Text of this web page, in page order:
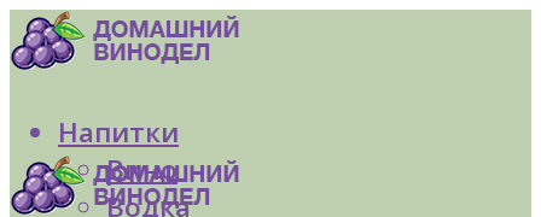
Напитки
Вино
Водка